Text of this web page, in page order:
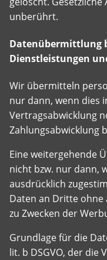
unberührt.
Datenübermittlung
Dienstleistungen
Wir übermitteln
nur dann, wenn dies
Vertragsabwicklung
Zahlungsabwicklung
Eine weitergehende
nicht bzw. nur dann,
ausdrücklich
Daten an Dritte ohne
zu Zwecken der
Grundlage für die
lit. b DSGVO, der die